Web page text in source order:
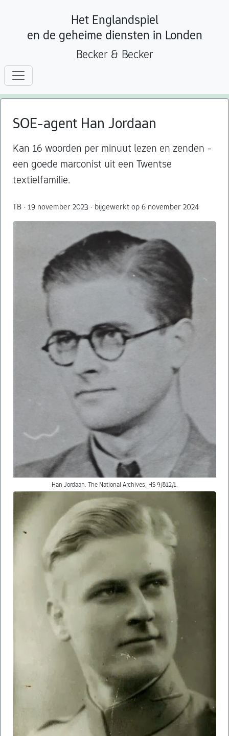
Het Englandspiel
en de geheime diensten in Londen
Becker & Becker
SOE-agent Han Jordaan
Kan 16 woorden per minuut lezen en zenden -
een goede marconist uit een Twentse
textielfamilie.
TB · 19 november 2023 · bijgewerkt op 6 november 2024
Han Jordaan. The National Archives, HS 9/812/1.